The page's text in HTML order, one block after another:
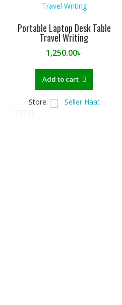
Portable Laptop Desk Table
Travel Writing
1,250.00৳
Add to cart
Store: Seller Haat